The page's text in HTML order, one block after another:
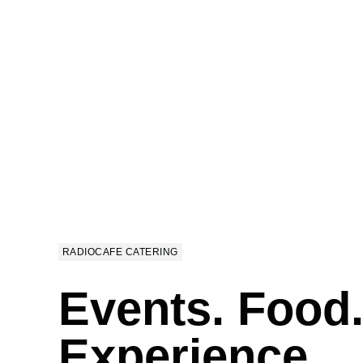
RADIOCAFE CATERING
Events. Food.